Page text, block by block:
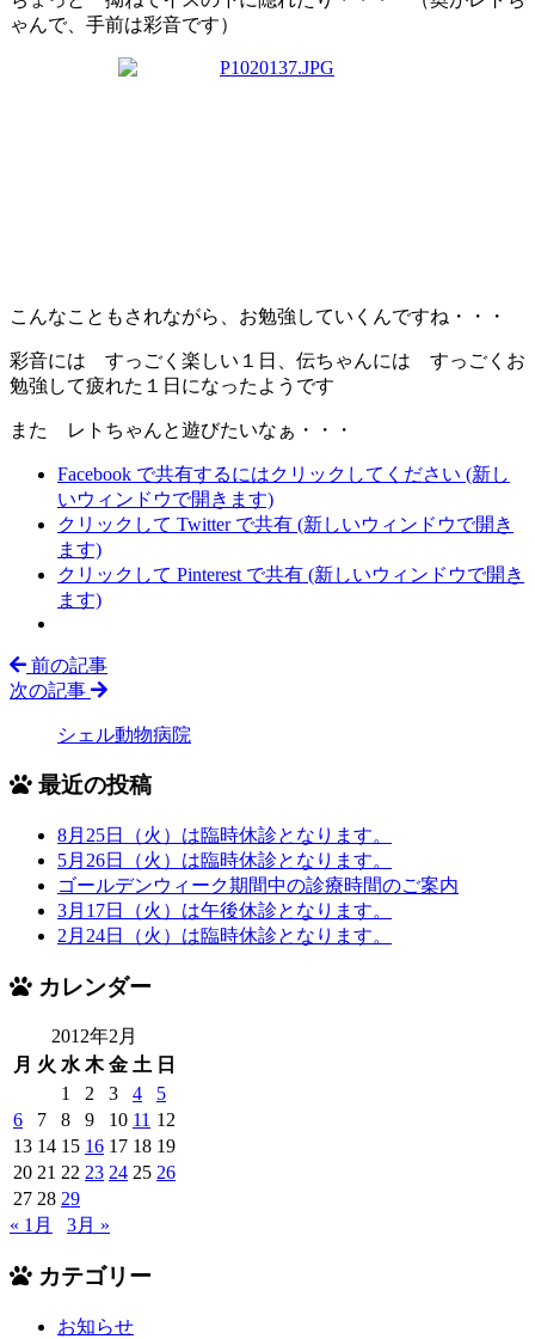
ゃんで、手前は彩音です）
こんなこともされながら、お勉強していくんですね・・・
彩音には すっごく楽しい１日
、伝ちゃんには すっごくお
勉強して疲れた１日になったようです
また レトちゃんと遊びたいなぁ・・・
Facebook で共有するにはクリックしてください (新し
いウィンドウで開きます)
クリックして Twitter で共有 (新しいウィンドウで開き
ます)
クリックして Pinterest で共有 (新しいウィンドウで開き
ます)
前の記事
次の記事
シェル動物病院
最近の投稿
8月25日（火）は臨時休診となります。
5月26日（火）は臨時休診となります。
ゴールデンウィーク期間中の診療時間のご案内
3月17日（火）は午後休診となります。
2月24日（火）は臨時休診となります。
カレンダー
2012年2月
月 火 水 木 金 土 日
1
2 3 4
5
6
7 8 9 10 11 12
13 14 15 16 17 18 19
20 21 22 23 24 25 26
27 28 29
« 1月
3月 »
カテゴリー
お知らせ